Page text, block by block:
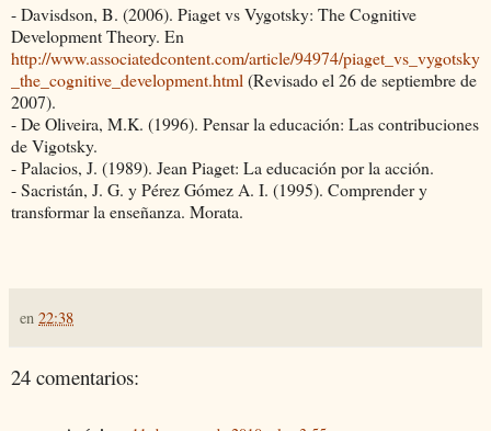
- Davisdson, B. (2006). Piaget vs Vygotsky: The Cognitive
Development Theory. En
http://www.associatedcontent.com/article/94974/piaget_vs_vygotsky
_the_cognitive_development.html (Revisado el 26 de septiembre de
2007).
- De Oliveira, M.K. (1996). Pensar la educación: Las contribuciones
de Vigotsky.
- Palacios, J. (1989). Jean Piaget: La educación por la acción.
- Sacristán, J. G. y Pérez Gómez A. I. (1995). Comprender y
transformar la enseñanza. Morata.
en 22:38
24 comentarios: